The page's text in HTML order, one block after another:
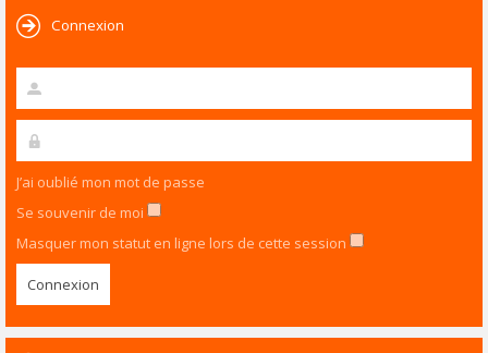
Connexion
J’ai oublié mon mot de passe
Se souvenir de moi
Masquer mon statut en ligne lors de cette session